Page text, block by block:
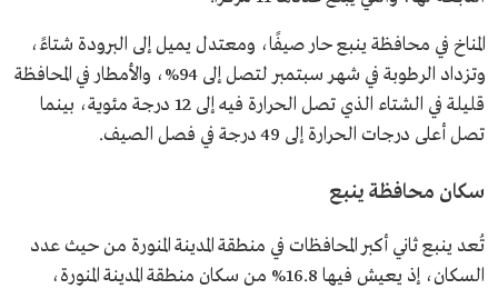
المناخ في محافظة ينبع حار صيفًا، ومعتدل يميل إلى البرودة شتاءً،
وتزداد الرطوبة في شهر سبتمبر لتصل إلى 94%، والأمطار في المحافظة
قليلة في الشتاء الذي تصل الحرارة فيه إلى 12 درجة مئوية، بينما
تصل أعلى درجات الحرارة إلى 49 درجة في فصل الصيف.
سكان محافظة ينبع
تُعد ينبع ثاني أكبر المحافظات في منطقة المدينة المنورة من حيث عدد
السكان، إذ يعيش فيها 16.8% من سكان منطقة المدينة المنورة،